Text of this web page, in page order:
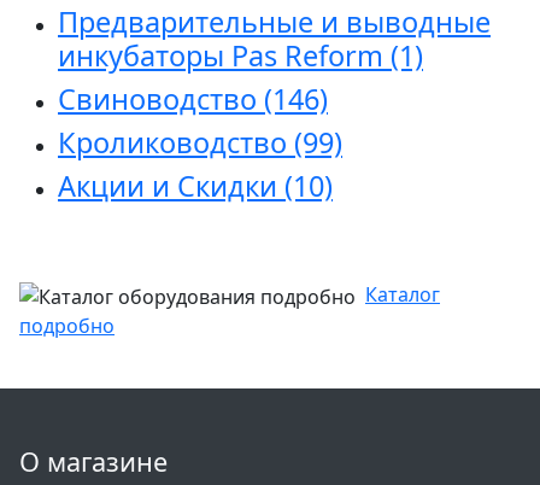
Предварительные и выводные
инкубаторы Pas Reform (1)
Свиноводство (146)
Кролиководство (99)
Акции и Скидки (10)
Каталог
подробно
О магазине